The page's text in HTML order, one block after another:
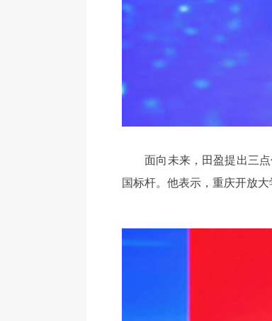
面向未来，田盈提出三点
国标杆。他表示，重庆开放